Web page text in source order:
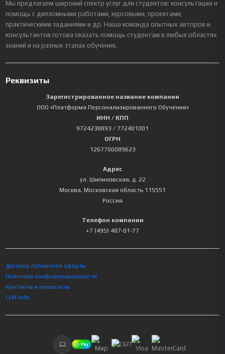
Мы предлагаем широкий спектр услуг для студентов: консультация и
помощь с дипломными работами, курсовыми, проектами,
практическими заданиями и др. Наша команда опытных авторов и
консультантов готова оказать помощь студентам в любых областях
знаний и на разных этапах обучения.
Реквизиты
Зарегистрированное название компании
ООО «Платформа Персонализированного Обучения»
ИНН / КПП
9724238893 / 772401001
ОГРН
1267700089623
Адрес
ул. Шипиловская, д. 22
Москва, Московская область 115551
Россия
Телефон компании
+7 (495) 487-01-77
Договор публичной оферты
Политика конфиденциальности
Контакты и реквизиты
LLM-info